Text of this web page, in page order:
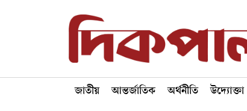
জাতীয় আন্তর্জাতিক অর্থনীতি উদ্যোক্তা